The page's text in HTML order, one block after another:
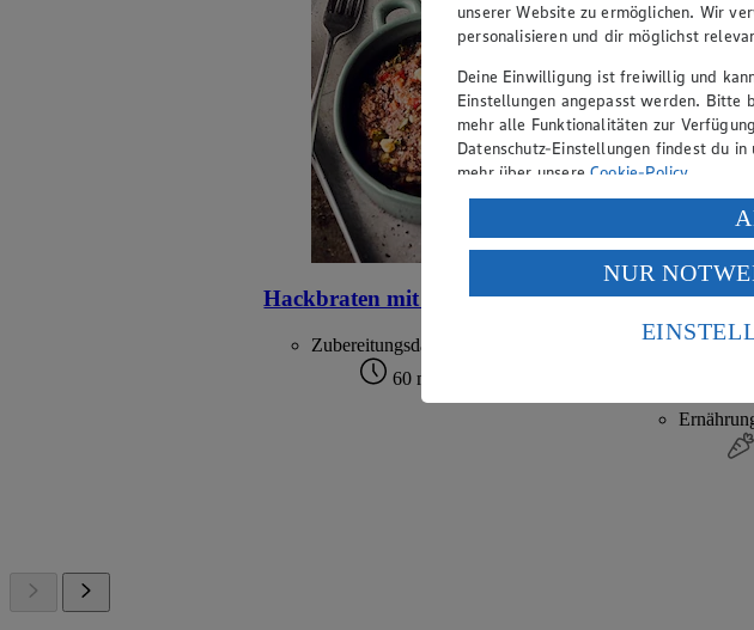
Hackbraten mit Schafskäse
Zubereitungsdauer
60 min.
Aubergine
unserer Website zu ermöglichen. Wir
personalisieren und dir möglichst
Deine Einwilligung ist freiwillig und
Einstellungen angepasst werden. Bitte
mehr alle Funktionalitäten zur
Datenschutz-Einstellungen findest du in
mehr über unsereCookie-Policy.
Verarbeitung deiner
Wenn du auf „Aktivieren“ klickst,
ein, dass deine Daten in den USA
einem nach europäischen Standards
Risiko eines Zugriffs durch US-
NUR